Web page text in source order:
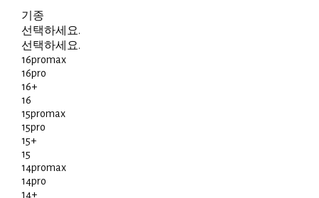
기종
선택하세요.
선택하세요.
16promax
16pro
16+
16
15promax
15pro
15+
15
14promax
14pro
14+